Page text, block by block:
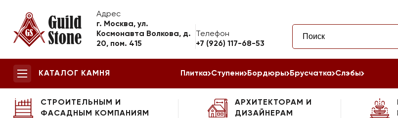
Адрес
г. Москва, ул.
Космонавта Волкова, д.
20, пом. 415
Телефон
+7 (926) 117-68-53
КАТАЛОГ КАМНЯ Плитка Ступени Бордюры Брусчатка Слэбы
СТРОИТЕЛЬНЫМ И
ФАСАДНЫМ КОМПАНИЯМ
АРХИТЕКТОРАМ И
ДИЗАЙНЕРАМ